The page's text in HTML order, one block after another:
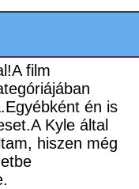
film
én is
Kyle által
hiszen még